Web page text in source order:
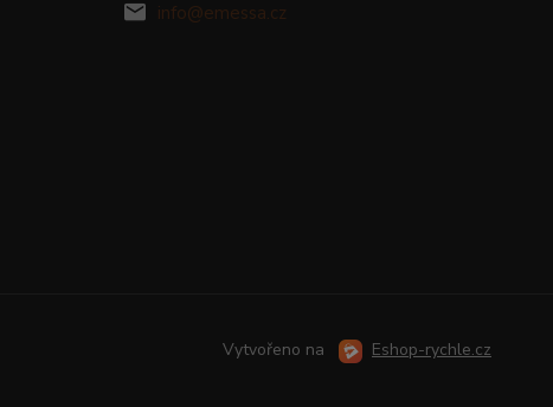
info@emessa.cz
Vytvořeno na Eshop-rychle.cz